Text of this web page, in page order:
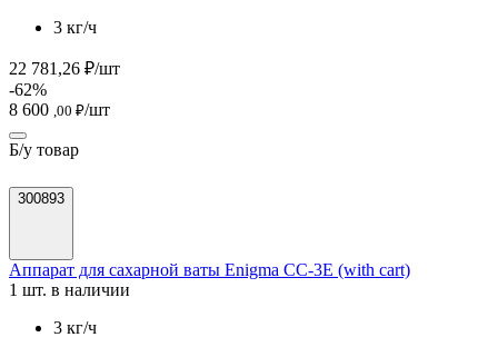
3 кг/ч
22 781,26 ₽/шт
-62%
8 600 ,00 ₽/шт
Б/у товар
300893
Аппарат для сахарной ваты Enigma CC-3E (with cart)
1 шт. в наличии
3 кг/ч